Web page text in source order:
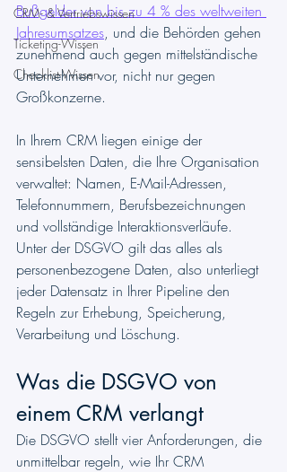
CRM- & Vertriebswissen
Ticketing-Wissen
Checklist-Wissen
Bußgelder von bis zu 4 % des weltweiten
Jahresumsatzes, und die Behörden gehen
zunehmend auch gegen mittelständische
Unternehmen vor, nicht nur gegen
Großkonzerne.
In Ihrem CRM liegen einige der
sensibelsten Daten, die Ihre Organisation
verwaltet: Namen, E-Mail-Adressen,
Telefonnummern, Berufsbezeichnungen
und vollständige Interaktionsverläufe.
Unter der DSGVO gilt das alles als
personenbezogene Daten, also unterliegt
jeder Datensatz in Ihrer Pipeline den
Regeln zur Erhebung, Speicherung,
Verarbeitung und Löschung.
Was die DSGVO von
einem CRM verlangt
Die DSGVO stellt vier Anforderungen, die
unmittelbar regeln, wie Ihr CRM